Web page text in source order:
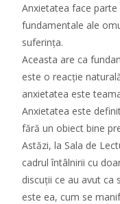
Anxietatea face
fundamentale ale
suferința.
Aceasta are ca
este o reacție
anxietatea este
Anxietatea este
fără un obiect bine
Astăzi, la Sala de
cadrul întâlnirii cu
discuții ce au avut ca
este ea, cum se